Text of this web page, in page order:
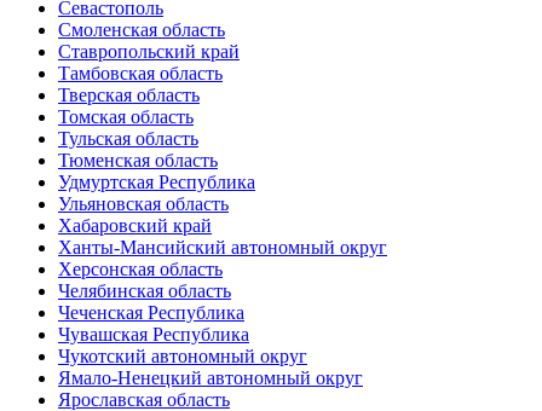
Севастополь
Смоленская область
Ставропольский край
Тамбовская область
Тверская область
Томская область
Тульская область
Тюменская область
Удмуртская Республика
Ульяновская область
Хабаровский край
Ханты-Мансийский автономный округ
Херсонская область
Челябинская область
Чеченская Республика
Чувашская Республика
Чукотский автономный округ
Ямало-Ненецкий автономный округ
Ярославская область